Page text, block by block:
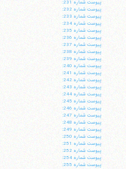
پيوست شماره 231:
پيوست شماره 232:
پيوست شماره 233:
پيوست شماره 234:
پيوست شماره 235:
پيوست شماره 236:
پيوست شماره 237:
پيوست شماره 238:
پيوست شماره 239:
پيوست شماره 240:
پيوست شماره 241:
پيوست شماره 242:
پيوست شماره 243:
پيوست شماره 244:
پيوست شماره 245:
پيوست شماره 246:
پيوست شماره 247:
پيوست شماره 248:
پيوست شماره 249:
پيوست شماره 250:
پيوست شماره 251:
پيوست شماره 252:
پيوست شماره 254:
پيوست شماره 255: